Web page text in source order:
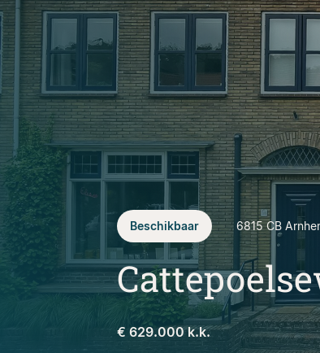
Beschikbaar 6815 CB
€ 629.000 k.k.